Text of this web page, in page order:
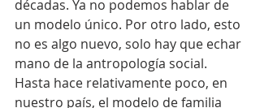
décadas. Ya no podemos hablar de
un modelo único. Por otro lado, esto
no es algo nuevo, solo hay que echar
mano de la antropología social.
Hasta hace relativamente poco, en
nuestro país, el modelo de familia